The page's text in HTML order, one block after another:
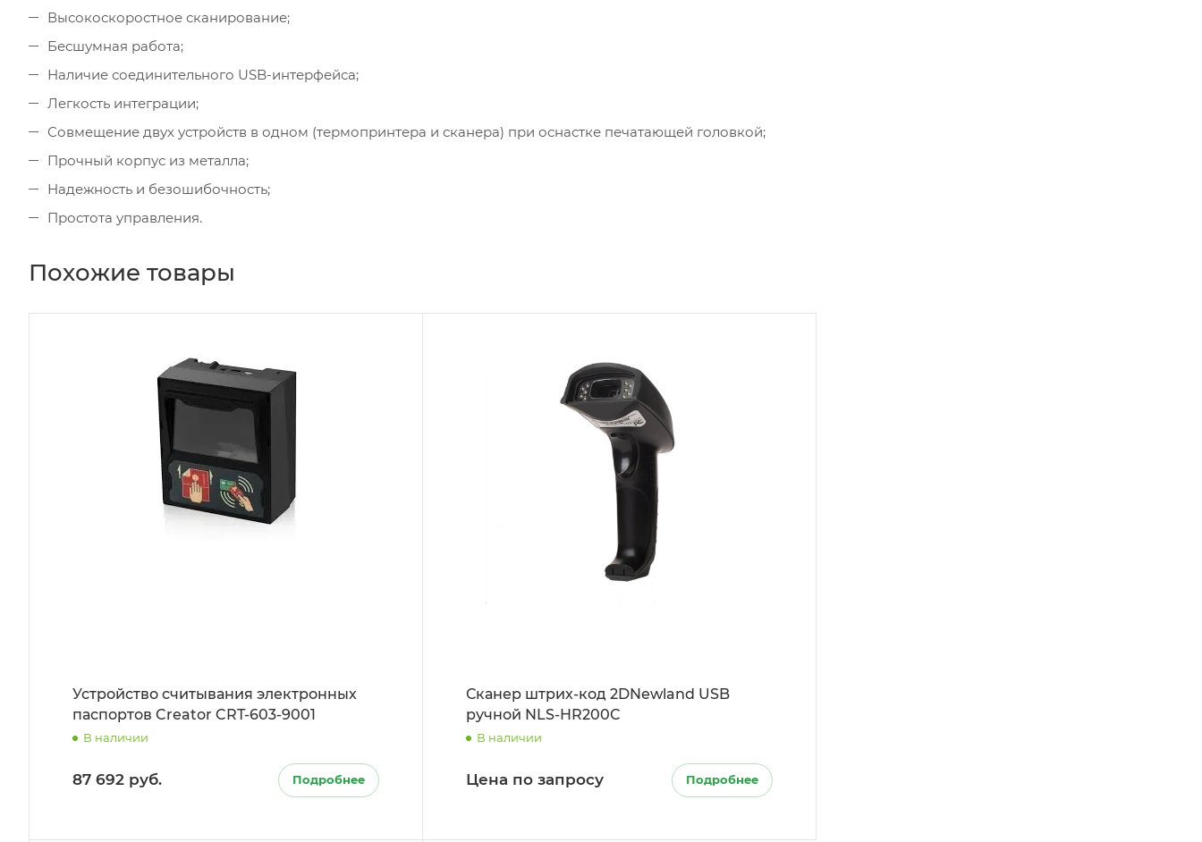
Высокоскоростное сканирование;
Бесшумная работа;
Наличие соединительного USB-интерфейса;
Легкость интеграции;
Совмещение двух устройств в одном (термопринтера и сканера) при оснастке печатающей головкой;
Прочный корпус из металла;
Надежность и безошибочность;
Простота управления.
Похожие товары
Устройство считывания электронных
паспортов Creator CRT-603-9001
В наличии
87 692 руб. Подробнее
Сканер штрих-код 2DNewland USB
ручной NLS-HR200C
В наличии
Цена по запросу Подробнее